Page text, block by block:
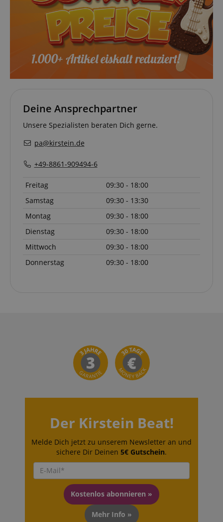
Deine Ansprechpartner
Unsere Spezialisten beraten Dich gerne.
pa@kirstein.de
+49-8861-909494-6
Freitag
09:30 - 18:00
Samstag
09:30 - 13:30
Montag
09:30 - 18:00
Dienstag
09:30 - 18:00
Mittwoch
09:30 - 18:00
Donnerstag
09:30 - 18:00
Der Kirstein Beat!
Melde Dich jetzt zu unserem Newsletter an und
sichere Dir Deinen 5€ Gutschein.
Kostenlos abonnieren »
Mehr Info »